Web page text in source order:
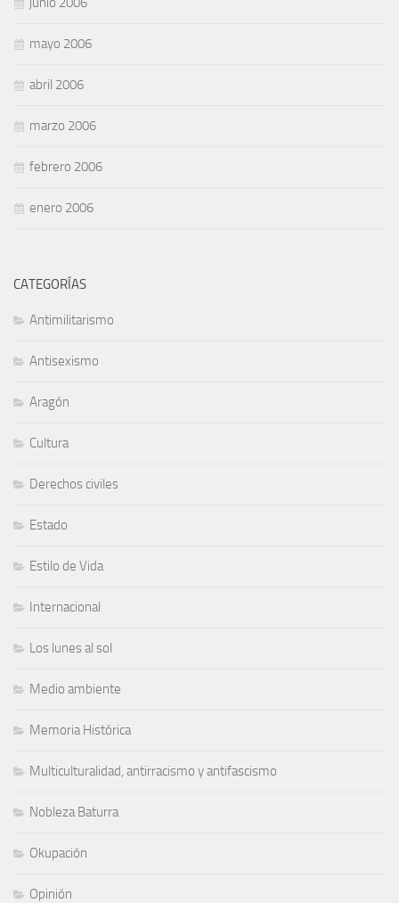
mayo 2006
abril 2006
marzo 2006
febrero 2006
enero 2006
CATEGORÍAS
Antimilitarismo
Antisexismo
Aragón
Cultura
Derechos civiles
Estado
Estilo de Vida
Internacional
Los lunes al sol
Medio ambiente
Memoria Histórica
Multiculturalidad, antirracismo y antifascismo
Nobleza Baturra
Okupación
Opinión